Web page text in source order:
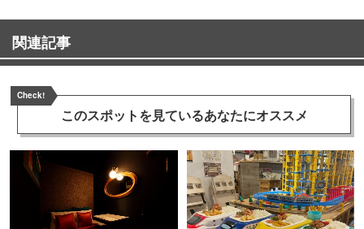
関連記事
Check!
このスポットを見ているあなたにオススメ